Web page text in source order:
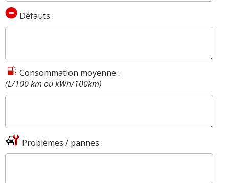
Défauts :
Consommation moyenne :
(L/100 km ou kWh/100km)
Problèmes / pannes :